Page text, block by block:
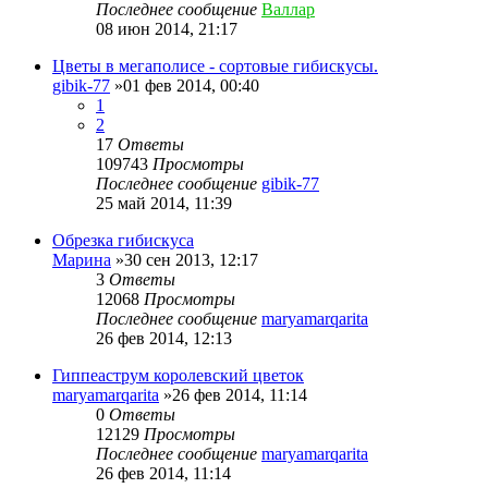
Последнее сообщение Валлар
08 июн 2014, 21:17
Цветы в мегаполисе - сортовые гибискусы.
gibik-77 »01 фев 2014, 00:40
1
2
17 Ответы
109743 Просмотры
Последнее сообщение gibik-77
25 май 2014, 11:39
Обрезка гибискуса
Марина »30 сен 2013, 12:17
3 Ответы
12068 Просмотры
Последнее сообщение maryamarqarita
26 фев 2014, 12:13
Гиппеаструм королевский цветок
maryamarqarita »26 фев 2014, 11:14
0 Ответы
12129 Просмотры
Последнее сообщение maryamarqarita
26 фев 2014, 11:14